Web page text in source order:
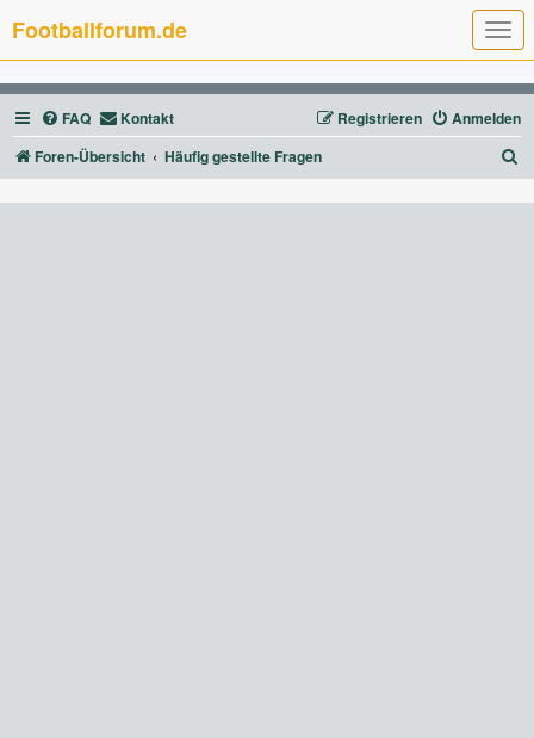
T
o
g
g
l
e
n
a
g
Footballforum.de
FAQ Kontakt Anmelden
Registrieren
Foren-Übersicht
Häufig gestellte Fragen
u